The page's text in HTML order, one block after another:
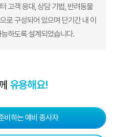
고객 응대, 상담 기법, 반려동물
로 구성되어 있으며 단기간 내 이
하도록 설계되었습니다.
유용해요!
비하는 예비 종사자